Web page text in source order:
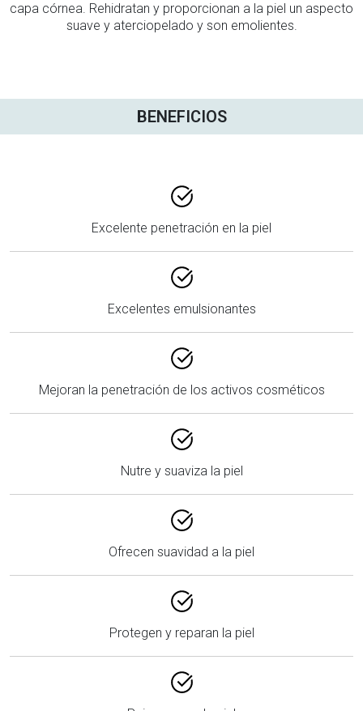
capa córnea. Rehidratan y proporcionan a la piel un aspecto
suave y aterciopelado y son emolientes.
BENEFICIOS
Excelente penetración en la piel
Excelentes emulsionantes
Mejoran la penetración de los activos cosméticos
Nutre y suaviza la piel
Ofrecen suavidad a la piel
Protegen y reparan la piel